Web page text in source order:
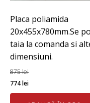
Placa poliamida
20x455x780mm.Se
taia la comanda si
dimensiuni.
875lei
Prețul
inițial
774leiPrețul
curent